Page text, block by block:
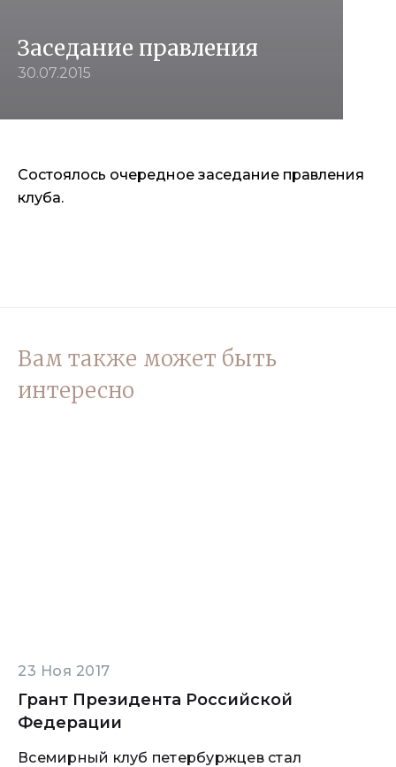
Заседание правления
30.07.2015
Состоялось очередное заседание правления
клуба.
Вам также может быть
интересно
23 Ноя 2017
Грант Президента Российской
Федерации
Всемирный клуб петербуржцев стал